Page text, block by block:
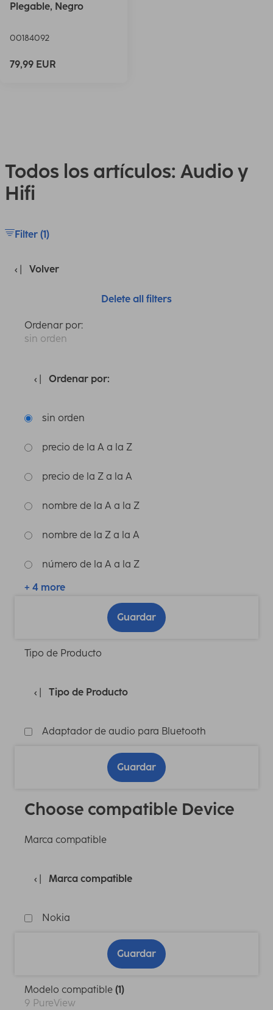
Plegable, Negro
00184092
79,99 EUR
Todos los artículos: Audio y
Hifi
Filter (1)
Volver
Delete all filters
Ordenar por:
sin orden
Ordenar por:
sin orden
precio de la A a la Z
precio de la Z a la A
nombre de la A a la Z
nombre de la Z a la A
número de la A a la Z
+ 4 more
Guardar
Tipo de Producto
Tipo de Producto
Adaptador de audio para Bluetooth
Guardar
Choose compatible Device
Marca compatible
Marca compatible
Nokia
Guardar
Modelo compatible (1)
9 PureView